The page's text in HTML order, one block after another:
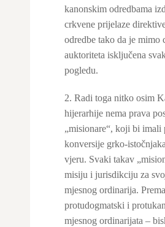
kanonskim odredbama
crkvene prijelaze
odredbe tako da je mimo
auktoriteta isključena
pogledu.
2. Radi toga nitko osim
hijerarhije nema prava
„misionare“, koji bi imali
konversije grko-
vjeru. Svaki takav
misiju i jurisdikciju za
mjesnog ordinarija.
protudogmatski i
mjesnog ordinarijata –